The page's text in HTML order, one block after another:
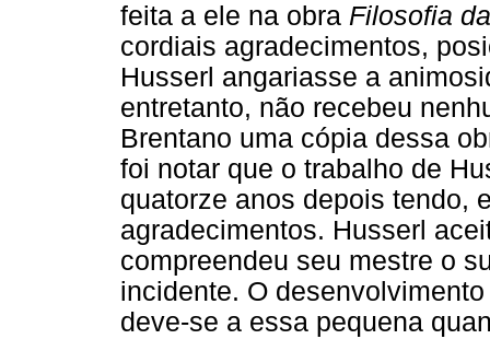
feita a ele na obra Filosofia
cordiais agradecimentos,
Husserl angariasse a
entretanto, não recebeu
Brentano uma cópia dessa
foi notar que o trabalho de
quatorze anos depois tendo,
agradecimentos. Husserl
compreendeu seu mestre o
incidente. O
deve-se a essa pequena